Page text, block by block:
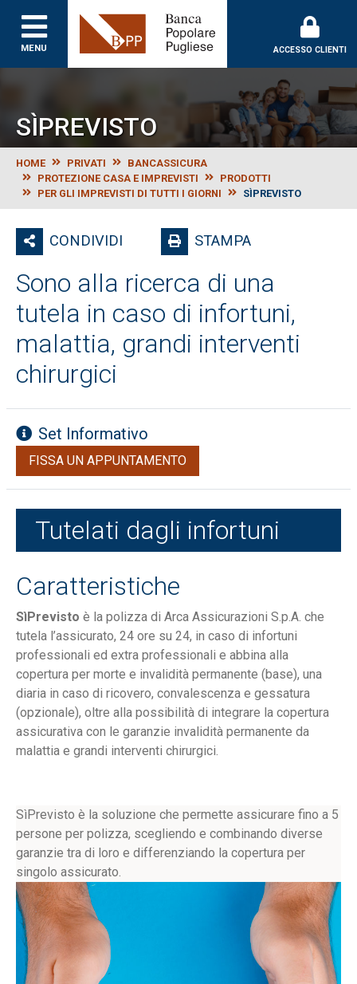
MENU
Banca Popolare
ACCESSO CLIENTI
SÌPREVISTO
HOME PRIVATI
BANCASSICURA
PROTEZIONE CASA E IMPREVISTI
PRODOTTI
PER GLI IMPREVISTI DI TUTTI I GIORNI
SÌPREVISTO
CONDIVIDI STAMPA
Sono alla ricerca di una
tutela in caso di infortuni,
malattia, grandi interventi
chirurgici
Set Informativo
FISSA UN APPUNTAMENTO
Tutelati dagli infortuni
Caratteristiche
SìPrevisto è la polizza di Arca Assicurazioni S.p.A. che
tutela l’assicurato, 24 ore su 24, in caso di infortuni
professionali ed extra professionali e abbina alla
copertura per morte e invalidità permanente (base), una
diaria in caso di ricovero, convalescenza e gessatura
(opzionale), oltre alla possibilità di integrare la copertura
assicurativa con le garanzie invalidità permanente da
malattia e grandi interventi chirurgici.
SìPrevisto è la soluzione che permette assicurare fino a 5
persone per polizza, scegliendo e combinando diverse
garanzie tra di loro e differenziando la copertura per
singolo assicurato.